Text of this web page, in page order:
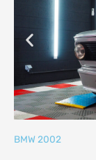
BMW 2002